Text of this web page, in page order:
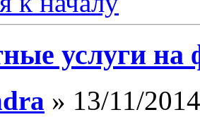
услуги на
» 13/11/